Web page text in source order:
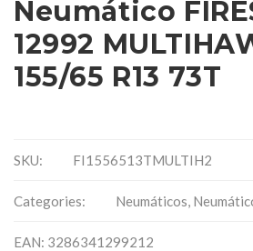
Neumático
12992
155/65 R13 73T
SKU: FI1556513TMULTIH2
Categories: Neumáticos,
EAN: 3286341299212